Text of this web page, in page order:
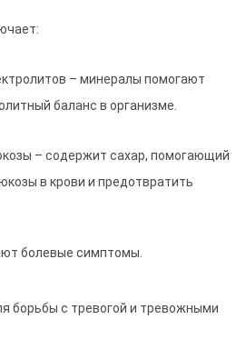
– минералы помогают
баланс в организме.
– содержит сахар, помогающий
в крови и предотвратить
болевые симптомы.
борьбы с тревогой и тревожными